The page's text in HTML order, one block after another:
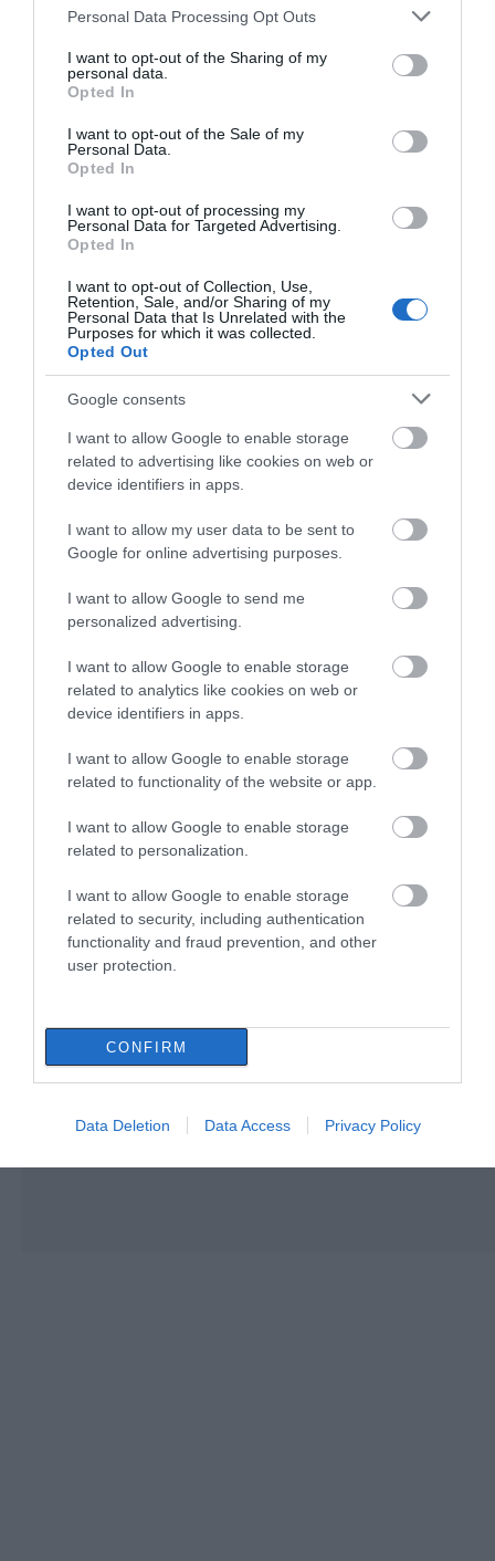
Please note that this website/app uses one or more Google
not limited to your visit or usage behaviour. You may click to
grant or deny consent to Google and its third-party tags to
use your data for below specified purposes in below Google
consent section.
Personal Data Processing Opt Outs
I want to opt-out of the Sharing of my
personal data.
Opted In
I want to opt-out of the Sale of my
Personal Data.
Opted In
I want to opt-out of processing my
Personal Data for Targeted Advertising.
Opted In
I want to opt-out of Collection, Use,
Retention, Sale, and/or Sharing of my
Personal Data that Is Unrelated with the
Purposes for which it was collected.
Opted Out
Google consents
I want to allow Google to enable storage
related to advertising like cookies on web or
device identifiers in apps.
I want to allow my user data to be sent to
Google for online advertising purposes.
I want to allow Google to send me
personalized advertising.
I want to allow Google to enable storage
related to analytics like cookies on web or
device identifiers in apps.
I want to allow Google to enable storage
related to functionality of the website or app.
I want to allow Google to enable storage
related to personalization.
I want to allow Google to enable storage
related to security, including authentication
functionality and fraud prevention, and other
user protection.
CONFIRM
Data Deletion Data Access Privacy Policy
Ευρυδίκη Βαλαβάνη: Οι
οικογενειακές διακοπές στην
Εύβοια! Δείτε σε ποια παραλία
«Κόκκινος» συναγερμός στην
Αυξημένη ετοιμότητα παντού
08.08.2026 | 17:00
Ρόδος: Έγραψαν 80χρονη για
κράνος!
08.08.2026 | 16:40
Θρήνος σε όλη την Εύβοια για τον
την ζωή
Πάτρα: Θρήνος για μωράκι μόλις 8
ημερών – Νοσηλευόταν στη ΜΕΘ
Νεογνών
08.08.2026 | 16:00
αντιδήμαρχος στην
Εύβοια! Έγινε για τρίτη
φορά παππούς!
Εύβοιας εξέδωσε
ανακοίνωση για το
αναφέρει
Μητσοτάκης: Φαγητό
και κρασί σε γνωστό
Καρυστιανού: Δύο
ακόμη στελέχη
αποχωρούν
κλειστό σύστημα